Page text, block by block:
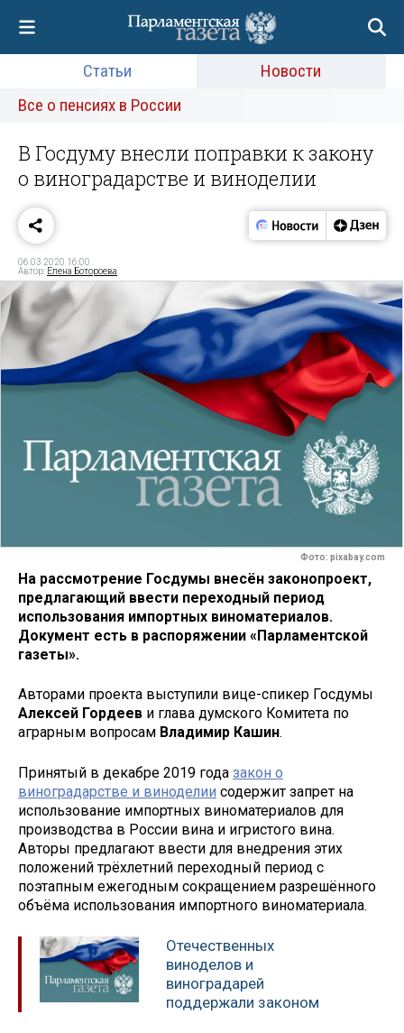
Статьи
Новости
Все о пенсиях в России
В Госдуму внесли поправки к закону
о виноградарстве и виноделии
06.03.2020 16:00
Автор: Елена Ботороева
Фото: pixabay.com
На рассмотрение Госдумы внесён законопроект,
предлагающий ввести переходный период
использования импортных виноматериалов.
Документ есть в распоряжении «Парламентской
газеты».
Авторами проекта выступили вице-спикер Госдумы
Алексей Гордеев и глава думского Комитета по
аграрным вопросам Владимир Кашин.
Принятый в декабре 2019 года закон о
виноградарстве и виноделии содержит запрет на
использование импортных виноматериалов для
производства в России вина и игристого вина.
Авторы предлагают ввести для внедрения этих
положений трёхлетний переходный период с
поэтапным ежегодным сокращением разрешённого
объёма использования импортного виноматериала.
Отечественных
виноделов и
виноградарей
поддержали законом